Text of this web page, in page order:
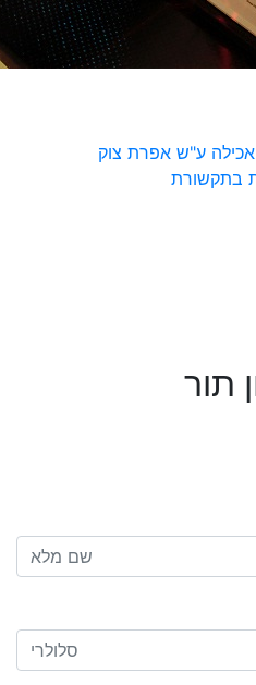
אכילה ע"ש אפרת צוק
בתקשורת
תור